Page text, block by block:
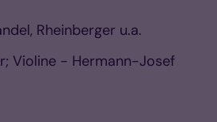
Rheinberger u.a.
Violine - Hermann-Josef